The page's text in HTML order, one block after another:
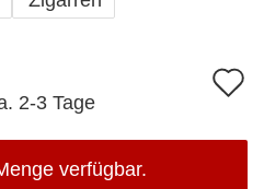
2-3 Tage
verfügbar.